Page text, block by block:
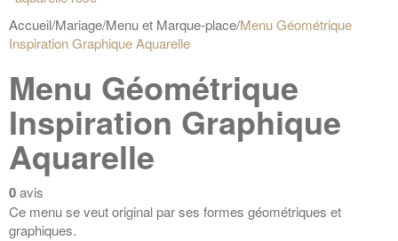
Accueil/Mariage/Menu et Marque-place/Menu Géométrique
Inspiration Graphique Aquarelle
Menu Géométrique
Inspiration Graphique
Aquarelle
0avis
Ce menu se veut original par ses formes géométriques et
graphiques.